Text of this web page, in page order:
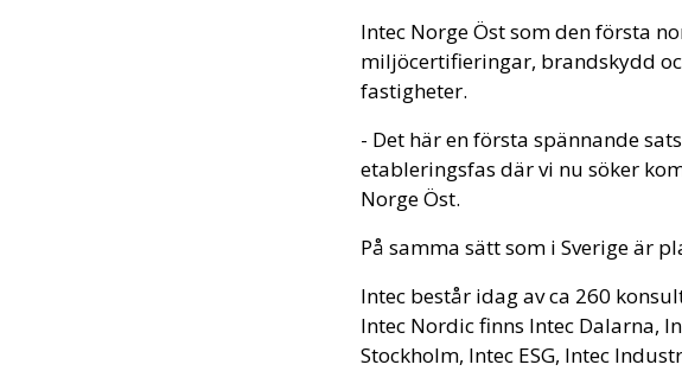
Intec Norge Öst som den första
miljöcertifieringar, brandskydd
fastigheter.
- Det här en första spännande
etableringsfas där vi nu söker
Norge Öst.
På samma sätt som i Sverige är
Intec består idag av ca 260
Intec Nordic finns Intec Dalarna,
Stockholm, Intec ESG, Intec